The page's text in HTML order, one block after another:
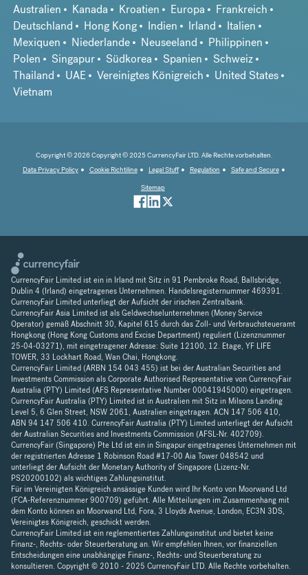
Australien
Kanada Kroatien Europa
Frankreich
Deutschland
Hong Kong Indien Irland
Italien
Mexiquen
Niederlande Neuseeland
Philippinen
Polen
Singapur Südkorea Spanien
Schweiz
Thailand
UAE Vereinigtes Königreich
United States
Vietnam
Copyright © 2026 Copyright © 2025 CurrencyFair LTD. Alle Rechte vorbehalten.
Data Privacy Policy
Cookie Richtiline Legal Stuff Regulation
Safe and Secure
Sitemap
CurrencyFair Limited ist ein in Irland mit Sitz in 91 Pembroke Road, Ballsbridge,
Dublin 4 (Irland) eingetragenes Unternehmen. Handelsregisternummer 469391.
CurrencyFair Limited unterliegt der Aufsicht der irischen Zentralbank.
CurrencyFair Asia Limited ist als Geldwechselunternehmen (Money Service
Operator) gemäß Abschnitt 30, Kapitel 615 durch das Zoll- und Verbrauchsteueramt
Hongkong (Hong Kong Customs and Excise Department) reguliert (Lizenznummer
25-04-03271), mit eingetragener Adresse: Suite 12100, 12. Etage, YF LIFE
TOWER, 33 Lockhart Road, Wan Chai, Hongkong.
CurrencyFair Limited (ARBN 154 043 455) ist bei der Australian Securities and
Investments Commission als Corporate Authorised Representative von CurrencyFair
Australia (PTY) Limited (AFS Representative Number 00041945000) eingetragen.
CurrencyFair Australia (PTY) Limited ist in Australien mit Sitz in Milsons Landing
Level 5, 6 Glen Street, NSW 2061, Australien eingetragen. ACN 147 506 410,
ABN 94 147 506 410. CurrencyFair Australia (PTY) Limited unterliegt der Aufsicht
der Australian Securities and Investments Commission (AFSL-Nr. 402709).
CurrencyFair (Singapore) Pte Ltd ist ein in Singapur eingetragenes Unternehmen mit
der registrierten Adresse 1 Robinson Road #17-00 Aia Tower 048542 und
unterliegt der Aufsicht der Monetary Authority of Singapore (Lizenz-Nr.
PS20200102) als wichtiges Zahlungsinstitut.
Für im Vereinigten Königreich ansässige Kunden wird Ihr Konto von Moorwand Ltd
(FCA-Referenznummer 900709) geführt. Alle Mitteilungen im Zusammenhang mit
dem Konto können an Moorwand Ltd, Fora, 3 Lloyds Avenue, London, EC3N 3DS,
Vereinigtes Königreich, geschickt werden.
CurrencyFair Limited ist ein reglementiertes Zahlungsinstitut und bietet keine
Finanz-, Rechts- oder Steuerberatung an. Wir empfehlen Ihnen, vor finanziellen
Entscheidungen eine unabhängige Finanz-, Rechts- und Steuerberatung zu
konsultieren. Copyright © 2010 - 2025 CurrencyFair LTD. Alle Rechte vorbehalten.